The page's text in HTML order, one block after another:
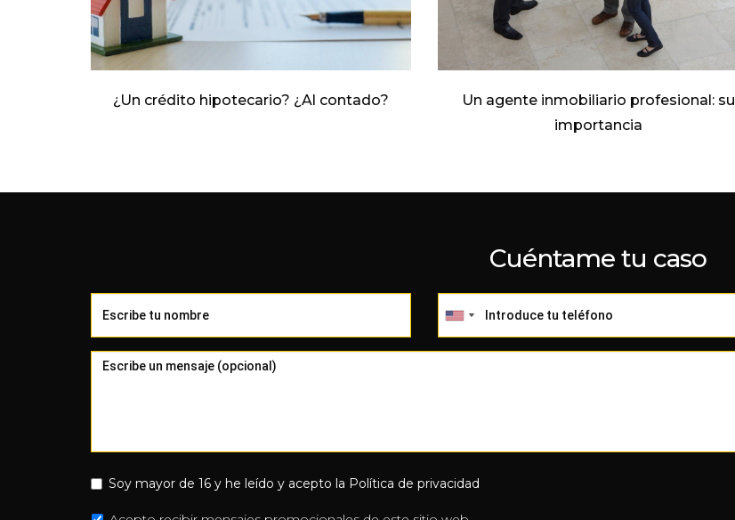
¿Un crédito hipotecario? ¿Al contado?
Un agente inmobiliario profesional: su
importancia
Cuéntame tu caso
Soy mayor de 16 y he leído y acepto la Política de privacidad